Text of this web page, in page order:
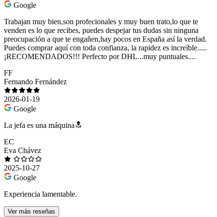
Google
Trabajan muy bien,son profecionales y muy buen trato,lo que te
venden es lo que recibes, puedes despejar tus dudas sin ninguna
preocupación a que te engañen,hay pocos en España así la verdad.
Puedes comprar aquí con toda confianza, la rapidez es increíble.....
¡RECOMENDADOS!!! Perfecto por DHL...muy puntuales....
FF
Fernando Fernández
2026-01-19
Google
La jefa es una máquina🔝
EC
Eva Chávez
2025-10-27
Google
Experiencia lamentable.
Ver más reseñas